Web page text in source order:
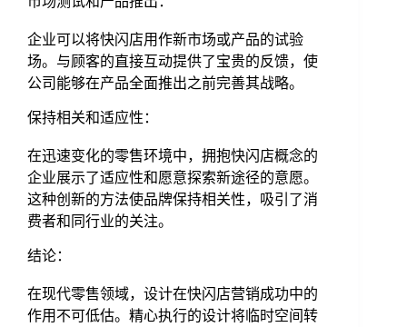
企业可以将快闪店用作新市场或产品的试验
场。与顾客的直接互动提供了宝贵的反馈，使
公司能够在产品全面推出之前完善其战略。
保持相关和适应性：
在迅速变化的零售环境中，拥抱快闪店概念的
企业展示了适应性和愿意探索新途径的意愿。
这种创新的方法使品牌保持相关性，吸引了消
费者和同行业的关注。
结论：
在现代零售领域，设计在快闪店营销成功中的
作用不可低估。精心执行的设计将临时空间转